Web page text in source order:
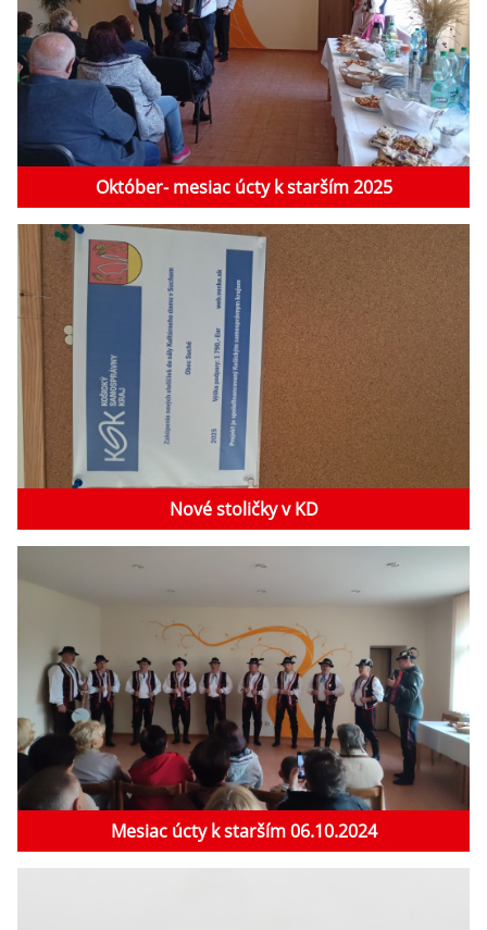
Október- mesiac úcty k starším 2025
Nové stoličky v KD
Mesiac úcty k starším 06.10.2024